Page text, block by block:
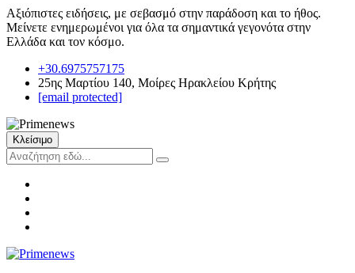
Αξιόπιστες ειδήσεις, με σεβασμό στην παράδοση και το ήθος.
Μείνετε ενημερωμένοι για όλα τα σημαντικά γεγονότα στην
Ελλάδα και τον κόσμο.
+30.6975757175
25ης Μαρτίου 140, Μοίρες Ηρακλείου Κρήτης
[email protected]
Κλείσιμο